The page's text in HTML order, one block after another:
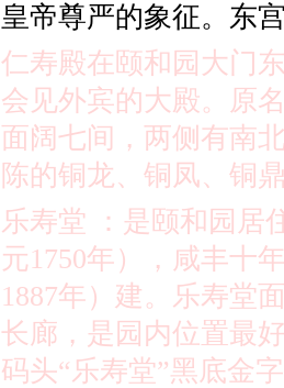
皇帝尊严的象征。东
仁寿殿在颐和园大门
会见外宾的大殿。原
面阔七间，两侧有南
陈的铜龙、铜凤、铜
乐寿堂 ：是颐和园居
元1750年），咸丰十
1887年）建。乐寿堂
长廊，是园内位置最
码头“乐寿堂”黑底金